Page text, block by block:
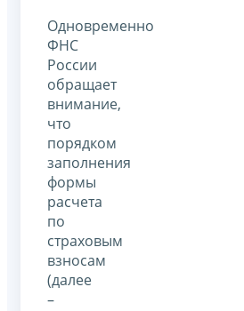
Одновременно
ФНС
России
обращает
внимание,
что
порядком
заполнения
формы
расчета
по
страховым
взносам
(далее
–